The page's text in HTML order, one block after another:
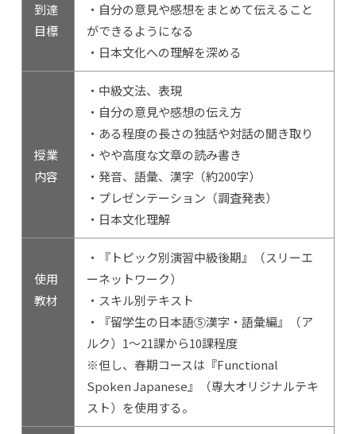
到達
目標
・自分の意見や感想をまとめて伝えること
ができるようになる
・日本文化への理解を深める
授業
内容
・中級文法、表現
・自分の意見や感想の伝え方
・ある程度の長さの独話や対話の聞き取り
・やや高度な文章の読み書き
・発音、語彙、漢字（約200字）
・プレゼンテーション（調査発表）
・日本文化理解
使用
教材
・『トピック別演習中級後期』（スリーエ
ーネットワーク）
・スキル別テキスト
・『留学生の日本語⑤漢字・語彙編』（ア
ルク）1～21課から10課程度
※但し、春期コースは『Functional
Spoken Japanese』（専大オリジナルテキ
スト）を使用する。